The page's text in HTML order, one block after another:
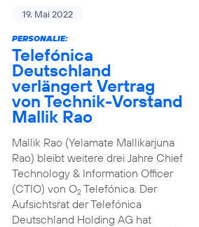
19. Mai 2022
PERSONALIE:
Telefónica
Deutschland
verlängert Vertrag
von Technik-Vorstand
Mallik Rao
Mallik Rao (Yelamate Mallikarjuna
Rao) bleibt weitere drei Jahre Chief
Technology & Information Officer
(CTIO) von O2Telefónica. Der
Aufsichtsrat der Telefónica
Deutschland Holding AG hat